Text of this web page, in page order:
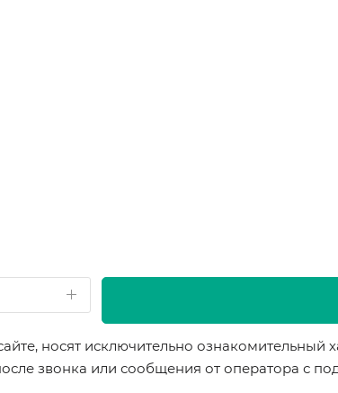
носят исключительно ознакомительный
звонка или сообщения от оператора с